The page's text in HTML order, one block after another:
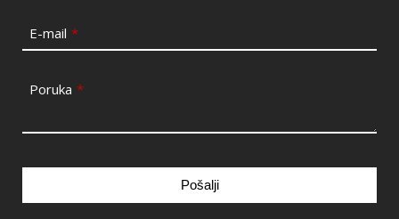
E-mail *
Poruka *
Pošalji